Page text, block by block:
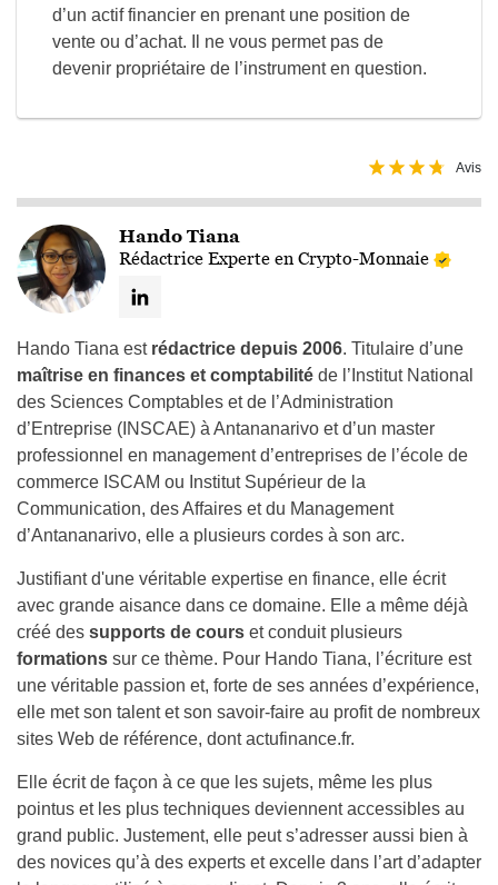
d’un actif financier en prenant une position de
vente ou d’achat. Il ne vous permet pas de
devenir propriétaire de l’instrument en question.
Avis
Hando Tiana
Rédactrice Experte en Crypto-Monnaie
Hando Tiana est rédactrice depuis 2006. Titulaire d’une
maîtrise en finances et comptabilité de l’Institut National
des Sciences Comptables et de l’Administration
d’Entreprise (INSCAE) à Antananarivo et d’un master
professionnel en management d’entreprises de l’école de
commerce ISCAM ou Institut Supérieur de la
Communication, des Affaires et du Management
d’Antananarivo, elle a plusieurs cordes à son arc.
Justifiant d'une véritable expertise en finance, elle écrit
avec grande aisance dans ce domaine. Elle a même déjà
créé des supports de cours et conduit plusieurs
formations sur ce thème. Pour Hando Tiana, l’écriture est
une véritable passion et, forte de ses années d’expérience,
elle met son talent et son savoir-faire au profit de nombreux
sites Web de référence, dont actufinance.fr.
Elle écrit de façon à ce que les sujets, même les plus
pointus et les plus techniques deviennent accessibles au
grand public. Justement, elle peut s’adresser aussi bien à
des novices qu’à des experts et excelle dans l’art d’adapter